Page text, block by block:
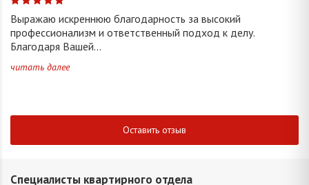
Выражаю искреннюю благодарность за высокий
профессионализм и ответственный подход к делу.
Благодаря Вашей...
читать далее
Оставить отзыв
Специалисты квартирного отдела